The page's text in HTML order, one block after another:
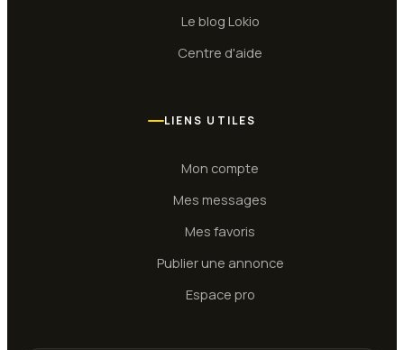
Le blog Lokio
Centre d'aide
LIENS UTILES
Mon compte
Mes messages
Mes favoris
Publier une annonce
Espace pro